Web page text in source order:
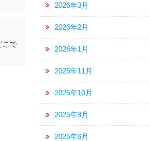
こで
2026年3月
2026年2月
2026年1月
2025年11月
2025年10月
2025年9月
2025年6月